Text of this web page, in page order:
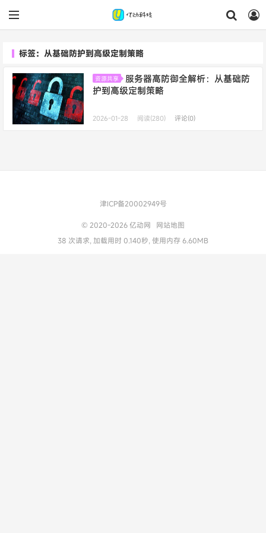
标签：从基础防护到高级定制策略
资源共享
服务器高防御全解析：从基础防
护到高级定制策略
2026-01-28 阅读(280) 评论(0)
津ICP备20002949号
© 2020-2026亿动网
网站地图
38 次请求, 加载用时 0.140秒, 使用内存 6.60MB